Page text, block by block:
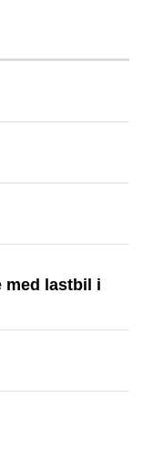
lastbil i